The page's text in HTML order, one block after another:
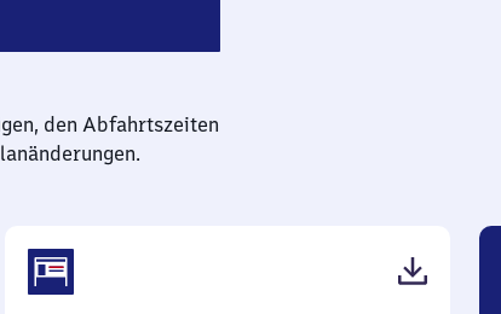
den Abfahrtszeiten